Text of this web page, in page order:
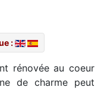
:
rénovée au coeur
de charme peut